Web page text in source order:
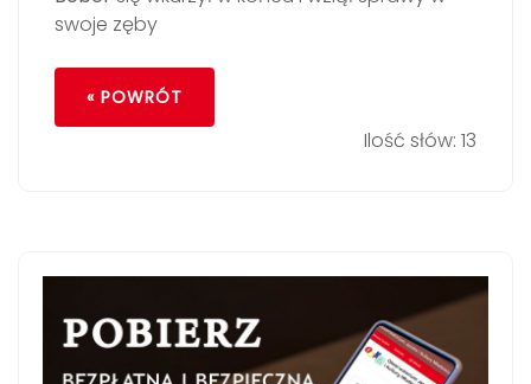
swoje zęby
« POWRÓT
Ilość słów: 13